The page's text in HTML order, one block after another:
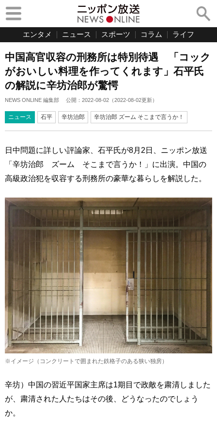
エンタメ ニュース スポーツ コラム ライフ
中国高官収容の刑務所は特別待遇 「コック
がおいしい料理を作ってくれます」石平氏
の解説に辛坊治郎が驚愕
NEWS ONLINE 編集部 公開： 2022-08-02 （2022-08-02更新）
ニュース 石平 辛坊治郎 辛坊治郎 ズーム そこまで言うか！
日中問題に詳しい評論家、石平氏が8月2日、ニッポン放送
「辛坊治郎 ズーム そこまで言うか！」に出演。中国の
高級政治犯を収容する刑務所の豪華な暮らしを解説した。
※イメージ（コンクリートで囲まれた鉄格子のある狭い独房）
辛坊）中国の習近平国家主席は1期目で政敵を粛清しました
が、粛清された人たちはその後、どうなったのでしょう
か。